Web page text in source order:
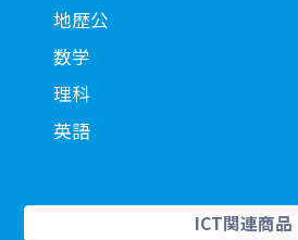
地歴公
数学
理科
英語
ICT関連商品